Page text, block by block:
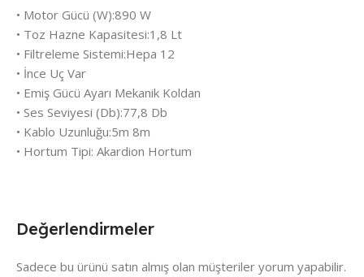
• Motor Gücü (W):890 W
• Toz Hazne Kapasitesi:1,8 Lt
• Filtreleme Sistemi:Hepa 12
• İnce Uç Var
• Emiş Gücü Ayarı Mekanik Koldan
• Ses Seviyesi (Db):77,8 Db
• Kablo Uzunluğu:5m 8m
• Hortum Tipi: Akardion Hortum
Değerlendirmeler
Sadece bu ürünü satın almış olan müşteriler yorum yapabilir.